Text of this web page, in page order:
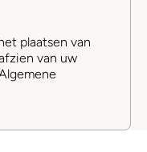
plaatsen van
van uw